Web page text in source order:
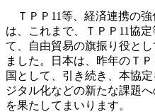
ＴＰＰ11等、経済連携の強
は、これまで、ＴＰＰ11協
て、自由貿易の旗振り役と
ました。日本は、昨年のＴ
国として、引き続き、本協
ジタル化などの新たな課題
を果たしてまいります。